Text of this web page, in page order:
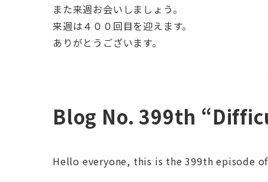
また来週お会いしましょう。
来週は４００回目を迎えます。
ありがとうございます。
Blog No. 399th
Hello everyone, this is the 399th episode